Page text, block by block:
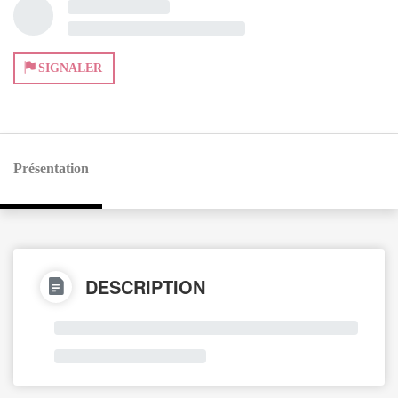
SIGNALER
Présentation
DESCRIPTION